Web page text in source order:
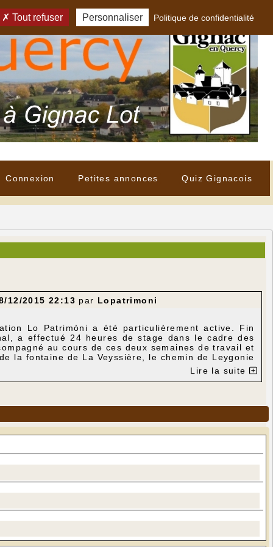
Connexion Petites annonces Quiz Gignacois
12/2015 22:13 par Lopatrimoni
Lo Patrimòni a été particulièrement active. Fin
a effectué 24 heures de stage dans le cadre des
au cours de ces deux semaines de travail et
la fontaine de La Veyssière, le chemin de Leygonie
Rodette, l'ancien chemin des Maisons Rouges, le
de Gignac à Estivals face à la fontaine du Touron
Il reste à préserver cet ensemble sous une
à venir.
Lire la suite
Tout refuser Personnaliser Politique de confidentialité